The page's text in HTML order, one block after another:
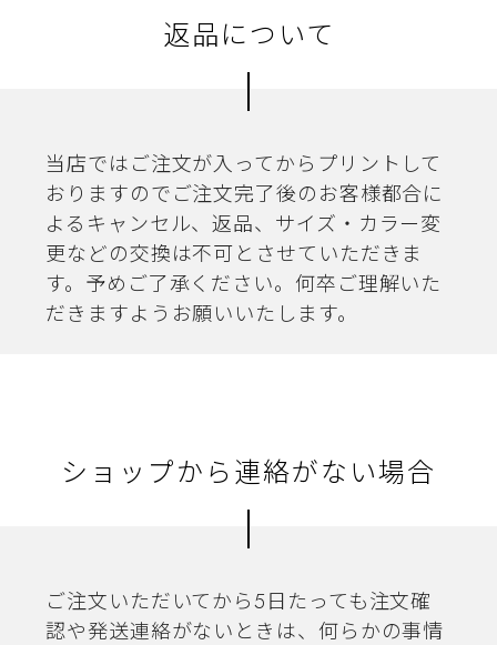
返品について
当店ではご注文が入ってからプリントして
おりますのでご注文完了後のお客様都合に
よるキャンセル、返品、サイズ・カラー変
更などの交換は不可とさせていただきま
す。予めご了承ください。何卒ご理解いた
だきますようお願いいたします。
ショップから連絡がない場合
ご注文いただいてから5日たっても注文確
認や発送連絡がないときは、何らかの事情